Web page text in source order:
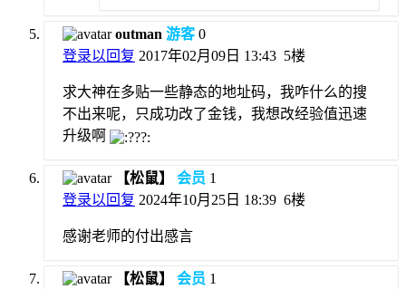
outman 游客 0
登录以回复 2017年02月09日 13:43 5楼
求大神在多贴一些静态的地址码，我咋什么的搜
不出来呢，只成功改了金钱，我想改经验值迅速
升级啊
【松鼠】 会员 1
登录以回复 2024年10月25日 18:39 6楼
感谢老师的付出感言
【松鼠】 会员 1